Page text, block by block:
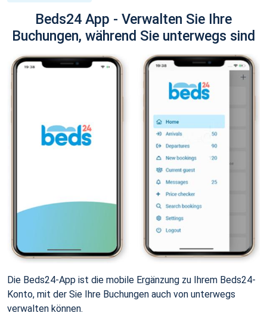
Beds24 App - Verwalten Sie Ihre
Buchungen, während Sie unterwegs sind
Die Beds24-App ist die mobile Ergänzung zu Ihrem Beds24-
Konto, mit der Sie Ihre Buchungen auch von unterwegs
verwalten können.